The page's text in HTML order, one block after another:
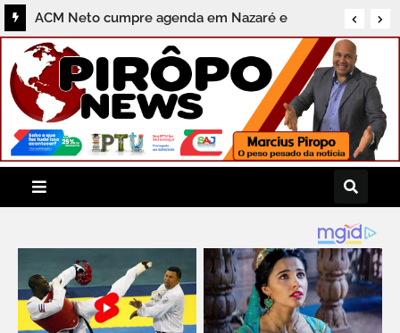
ACM Neto cumpre agenda em Nazaré e
destaca compromissos com a região do
Recôncavo durante coletiva ao Pirôpo News